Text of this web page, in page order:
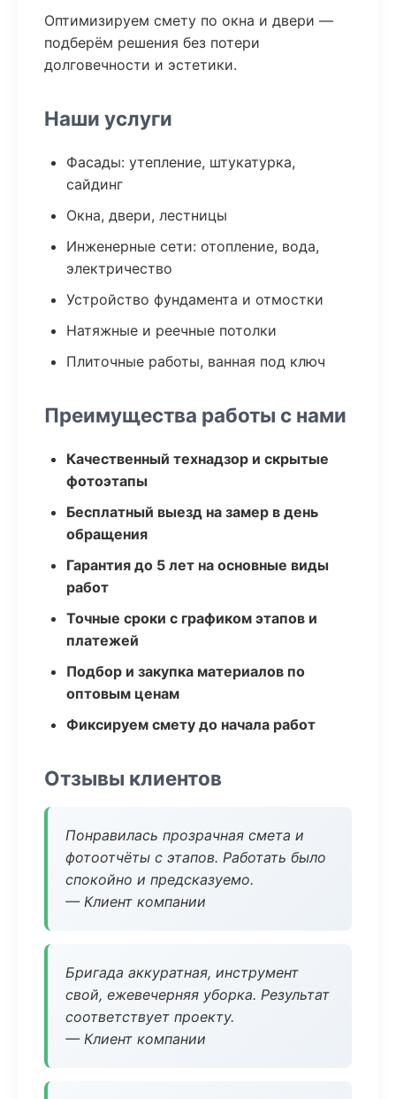
Оптимизируем смету по окна и двери —
подберём решения без потери
долговечности и эстетики.
Наши услуги
Фасады: утепление, штукатурка,
сайдинг
Окна, двери, лестницы
Инженерные сети: отопление, вода,
электричество
Устройство фундамента и отмостки
Натяжные и реечные потолки
Плиточные работы, ванная под ключ
Преимущества работы с нами
Качественный технадзор и скрытые
фотоэтапы
Бесплатный выезд на замер в день
обращения
Гарантия до 5 лет на основные виды
работ
Точные сроки с графиком этапов и
платежей
Подбор и закупка материалов по
оптовым ценам
Фиксируем смету до начала работ
Отзывы клиентов
Понравилась прозрачная смета и
фотоотчёты с этапов. Работать было
спокойно и предсказуемо.
— Клиент компании
Бригада аккуратная, инструмент
свой, ежевечерняя уборка. Результат
соответствует проекту.
— Клиент компании